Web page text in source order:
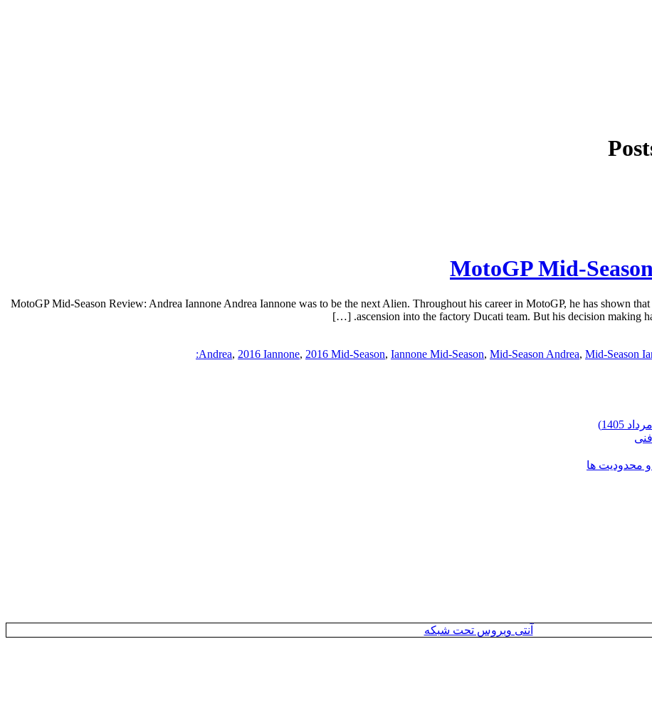
2016 MotoGP Mid-Season Review: Andrea Iannone Andrea Iannone was to be the next Alien. Throughout his career in MotoGP, he has shown
ascension into the factory Ducati team. But his decision making
, 2016 Iannone, 2016 Mid-Season, Iannone Mid-Season, Mid-Season Andrea, Mid-Season
و محدودیت ها
آنتی ویروس تحت شبکه